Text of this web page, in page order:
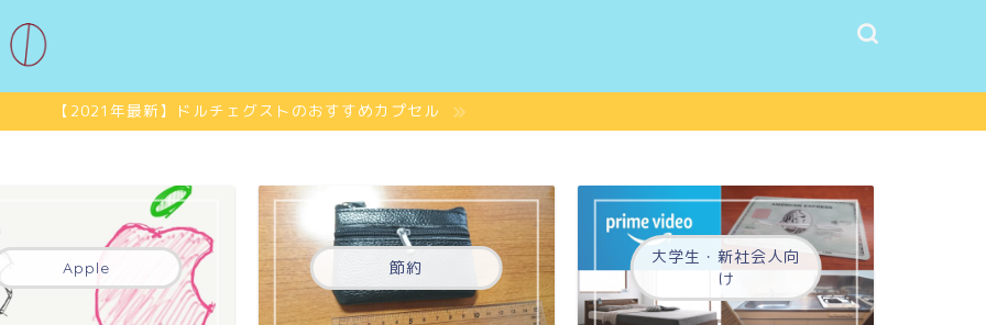
【2021年最新】ドルチェグストのおすすめカプセル
Apple 節約
大学生・新社会人向
け